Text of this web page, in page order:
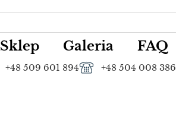
Sklep Galeria FAQ
+48 509 601 894 +48 504 008 386